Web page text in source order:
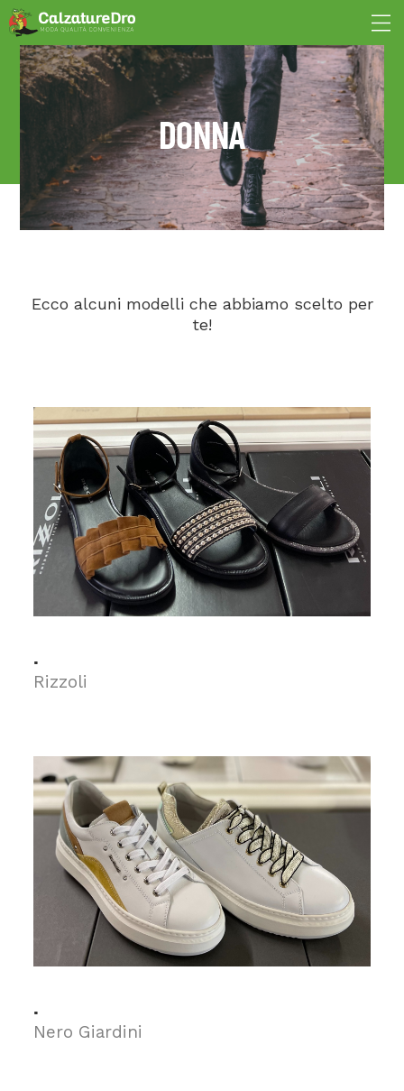
DONNA
Ecco alcuni modelli che abbiamo scelto per
te!
.
Rizzoli
.
Nero Giardini